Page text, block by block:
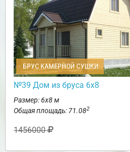
БРУС КАМЕРНОЙ СУШКИ
№39 Дом из бруса 6х8
Размер: 6х8 м
Общая площадь: 71.082
1456000